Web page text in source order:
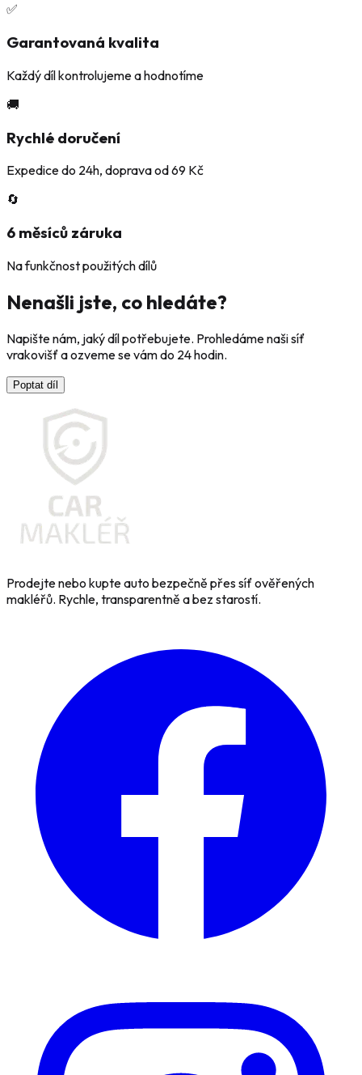
✅
Garantovaná kvalita
Každý díl kontrolujeme a hodnotíme
🚚
Rychlé doručení
Expedice do 24h, doprava od 69 Kč
🔄
6 měsíců záruka
Na funkčnost použitých dílů
Nenašli jste, co hledáte?
Napište nám, jaký díl potřebujete. Prohledáme naši síť
vrakovišť a ozveme se vám do 24 hodin.
Poptat díl
Prodejte nebo kupte auto bezpečně přes síť ověřených
makléřů. Rychle, transparentně a bez starostí.